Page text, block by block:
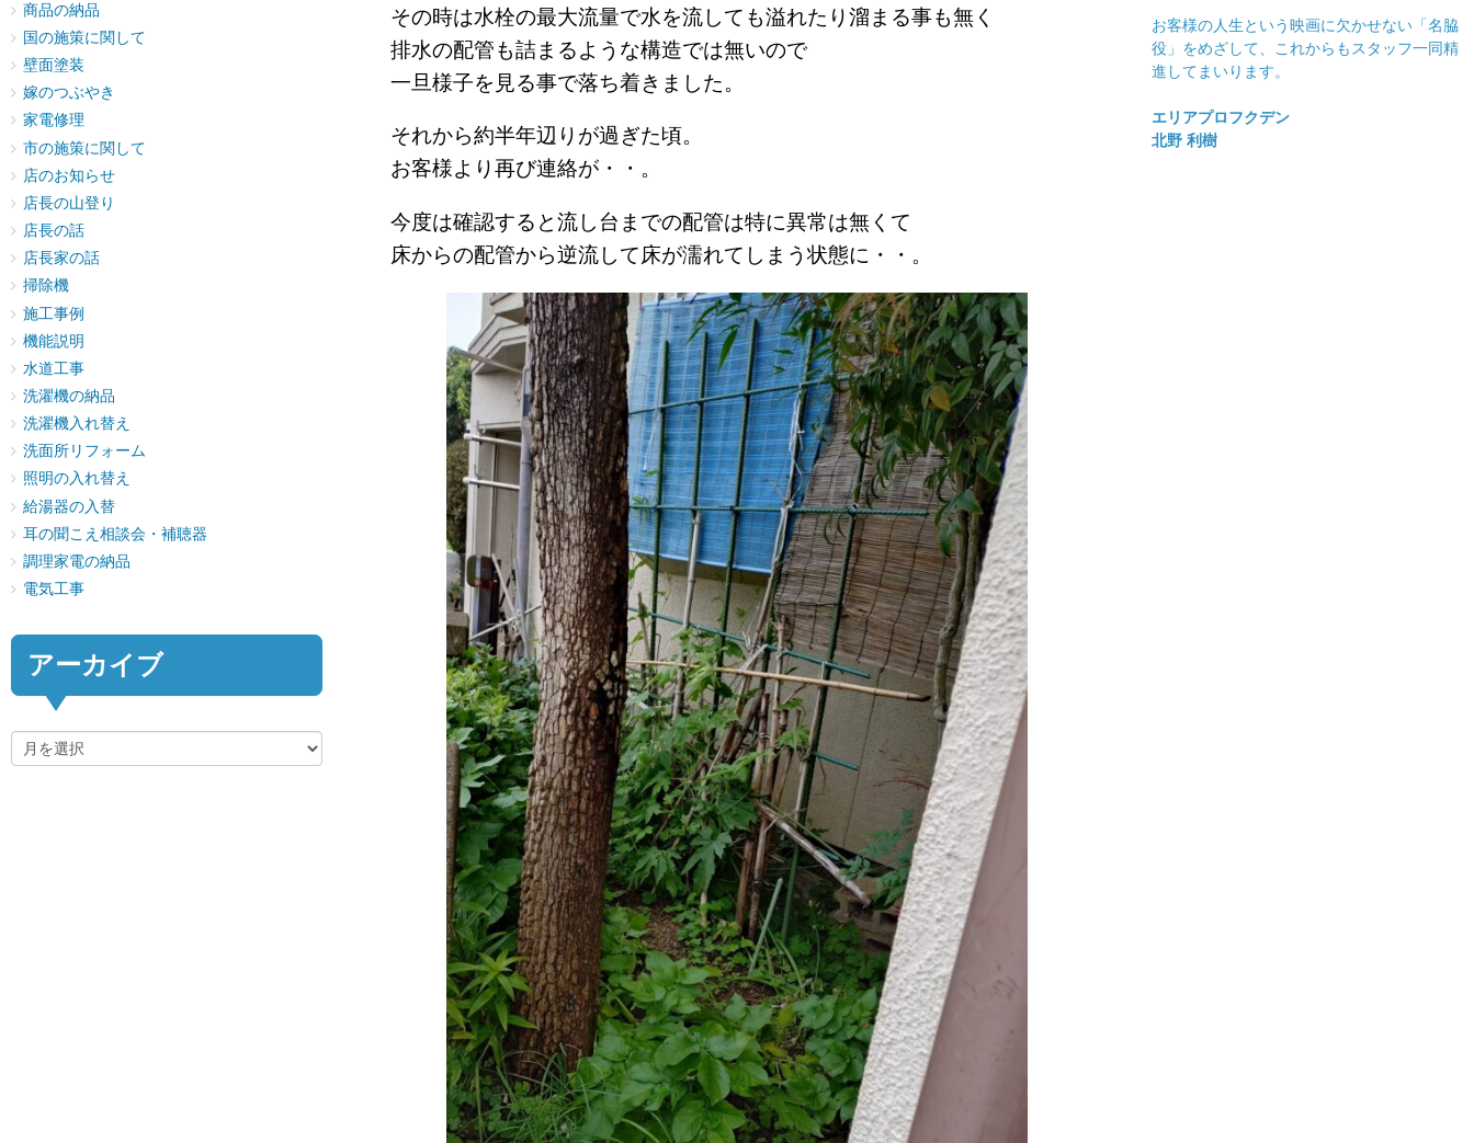
その時は水栓の最大流量で水を流しても溢れたり溜まる事も無く
排水の配管も詰まるような構造では無いので
一旦様子を見る事で落ち着きました。
それから約半年辺りが過ぎた頃。
お客様より再び連絡が・・。
今度は確認すると流し台までの配管は特に異常は無くて
床からの配管から逆流して床が濡れてしまう状態に・・。
商品の納品
国の施策に関して
壁面塗装
嫁のつぶやき
家電修理
市の施策に関して
店のお知らせ
店長の山登り
店長の話
店長家の話
掃除機
施工事例
機能説明
水道工事
洗濯機の納品
洗濯機入れ替え
洗面所リフォーム
照明の入れ替え
給湯器の入替
耳の聞こえ相談会・補聴器
調理家電の納品
電気工事
アーカイブ
お客様の人生という映画に欠かせない「名脇
役」をめざして、これからもスタッフ一同精
進してまいります。
エリアプロフクデン
北野 利樹